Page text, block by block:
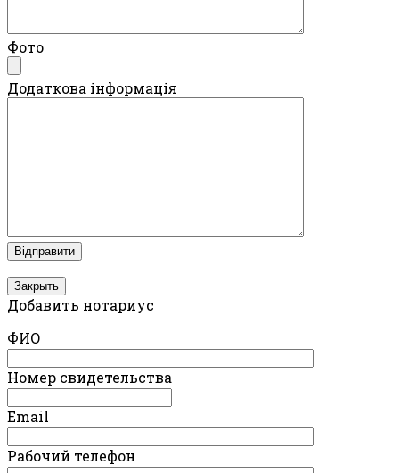
Фото
Додаткова інформація
Закрыть
Добавить нотариус
ФИО
Номер свидетельства
Email
Рабочий телефон